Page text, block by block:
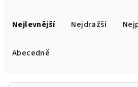
Nejlevnější Nejdražší
Abecedně